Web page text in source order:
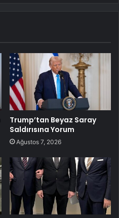
Trump’tan Beyaz Saray
Saldırısına Yorum
Ağustos 7, 2026